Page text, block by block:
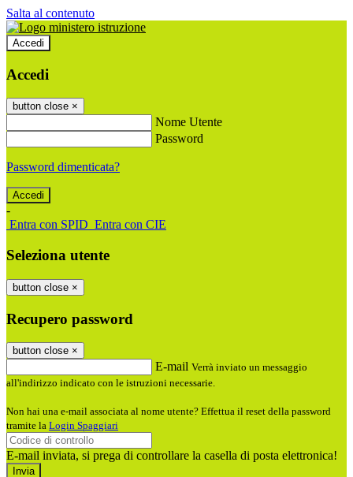
Salta al contenuto
Accedi
Accedi
button close ×
Nome Utente
Password
Password dimenticata?
-
Entra con SPID Entra con CIE
Seleziona utente
button close ×
Recupero password
button close ×
E-mail Verrà inviato un messaggio
all'indirizzo indicato con le istruzioni necessarie.
Non hai una e-mail associata al nome utente? Effettua il reset della password
tramite la Login Spaggiari
E-mail inviata, si prega di controllare la casella di posta elettronica!